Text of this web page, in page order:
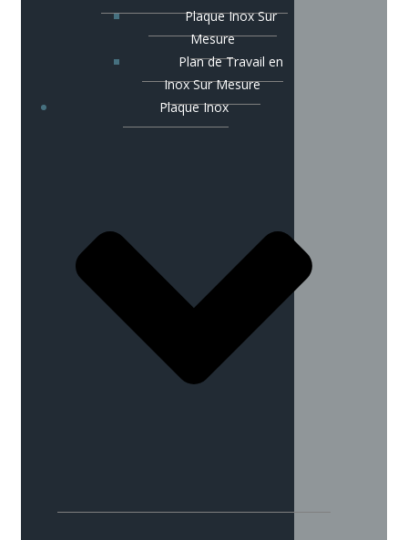
Plaque Inox Sur
Mesure
Plan de Travail en
Inox Sur Mesure
Plaque Inox